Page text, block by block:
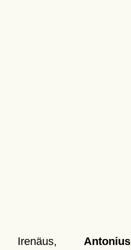
Irenäus,Antonius